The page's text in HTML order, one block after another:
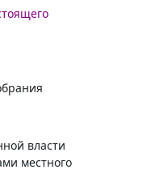
власти
местного